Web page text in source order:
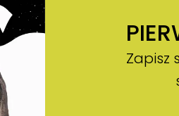
Zapisz